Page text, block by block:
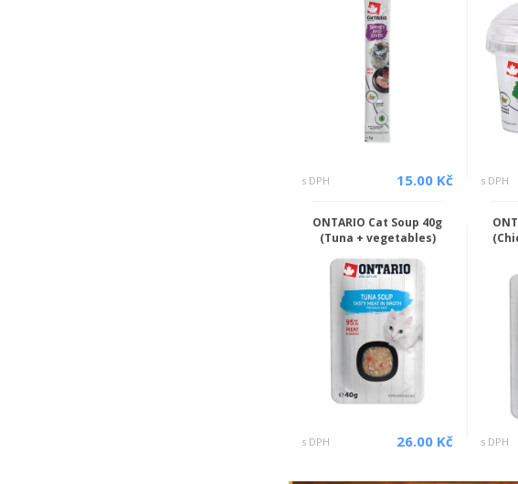
s DPH 15.00 Kč s DPH
ONTARIO Cat Soup 40g
(Tuna + vegetables)
s DPH 26.00 Kč s DPH